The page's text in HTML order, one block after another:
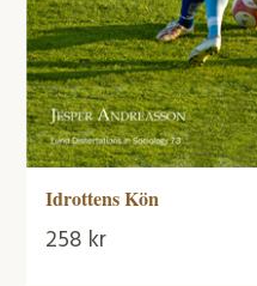
Idrottens Kön
258 kr